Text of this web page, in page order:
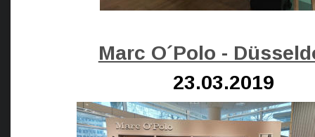
Marc O´Polo -
23.03.2019